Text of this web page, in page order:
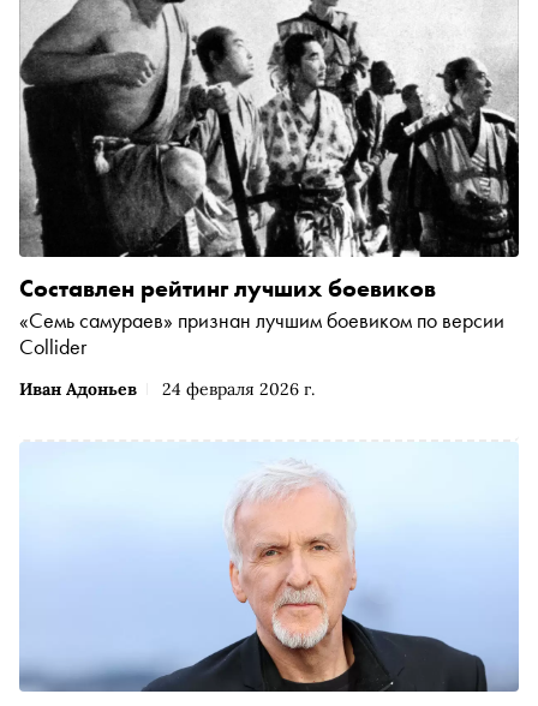
Иван Адоньев 24 февраля 2026 г.
Составлен рейтинг лучших боевиков
«Семь самураев» признан лучшим боевиком по версии
Collider